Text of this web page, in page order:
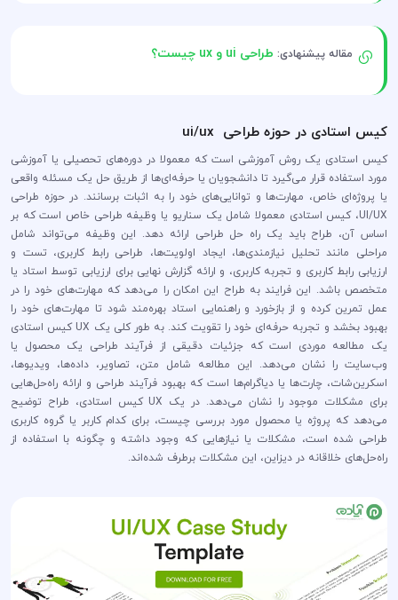
مقاله پیشنهادی: طراحی ui و ux چیست؟
کیس استادی در حوزه طراحی ui/ux
کیس استادی یک روش آموزشی است که معمولا در دوره‌های تحصیلی یا آموزشی
مورد استفاده قرار می‌گیرد تا دانشجویان یا حرفه‌ای‌ها از طریق حل یک مسئله واقعی
یا پروژه‌ای خاص، مهارت‌ها و توانایی‌های خود را به اثبات برسانند. در حوزه طراحی
UI/UX، کیس استادی معمولا شامل یک سناریو یا وظیفه طراحی خاص است که بر
اساس آن، طراح باید یک راه حل طراحی ارائه دهد. این وظیفه می‌تواند شامل
مراحلی مانند تحلیل نیازمندی‌ها، ایجاد اولویت‌ها، طراحی رابط کاربری، تست و
ارزیابی رابط کاربری و تجربه کاربری، و ارائه گزارش نهایی برای ارزیابی توسط استاد یا
متخصص باشد. این فرایند به طراح این امکان را می‌دهد که مهارت‌های خود را در
عمل تمرین کرده و از بازخورد و راهنمایی استاد بهره‌مند شود تا مهارت‌های خود را
بهبود بخشد و تجربه حرفه‌ای خود را تقویت کند. به طور کلی یک UX کیس استادی
یک مطالعه موردی است که جزئیات دقیقی از فرآیند طراحی یک محصول یا
وب‌سایت را نشان می‌دهد. این مطالعه شامل متن، تصاویر، داده‌ها، ویدیوها،
اسکرین‌شات، چارت‌ها یا دیاگرام‌ها است که بهبود فرآیند طراحی و ارائه راه‌حل‌هایی
برای مشکلات موجود را نشان می‌دهد. در یک UX کیس استادی، طراح توضیح
می‌دهد که پروژه یا محصول مورد بررسی چیست، برای کدام کاربر یا گروه کاربری
طراحی شده است، مشکلات یا نیازهایی که وجود داشته و چگونه با استفاده از
راه‌حل‌های خلاقانه در دیزاین، این مشکلات برطرف شده‌اند.